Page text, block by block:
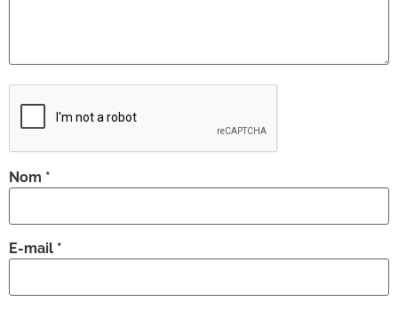
Nom *
E-mail *